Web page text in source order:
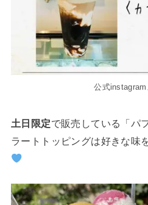
公式instagram
土日限定で販売している「パ
ラートトッピングは好きな味